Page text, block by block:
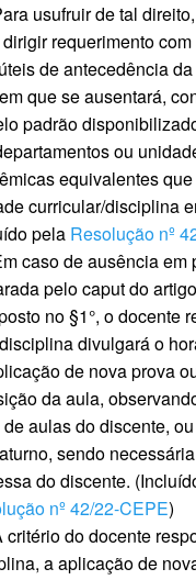
usufruir de tal
requerimento
de antecedência
que se ausentará,
padrão
ou
equivalentes
curricular/disciplina
pela Resolução nº
caso de ausência em
pelo caput do
no §1°, o docente
divulgará o
de nova prova
da aula,
de aulas do discente,
sendo
do discente.
nº 42/22-CEPE)
critério do docente
a aplicação de